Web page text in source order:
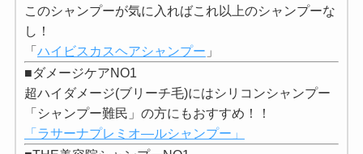
このシャンプーが気に入ればこれ以上のシャンプーな
し！
「ハイビスカスヘアシャンプー 」
■ダメージケアNO1
超ハイダメージ(ブリーチ毛)にはシリコンシャンプー
「シャンプー難民」の方にもおすすめ！！
「ラサーナプレミオ―ルシャンプー」